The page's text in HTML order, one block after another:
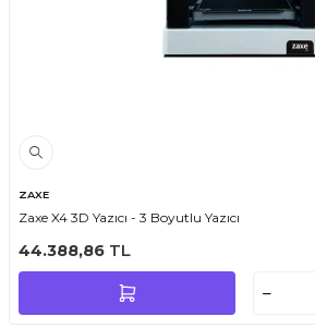
ZAXE
Zaxe X4 3D Yazıcı - 3 Boyutlu Yazıcı
44.388,86 TL